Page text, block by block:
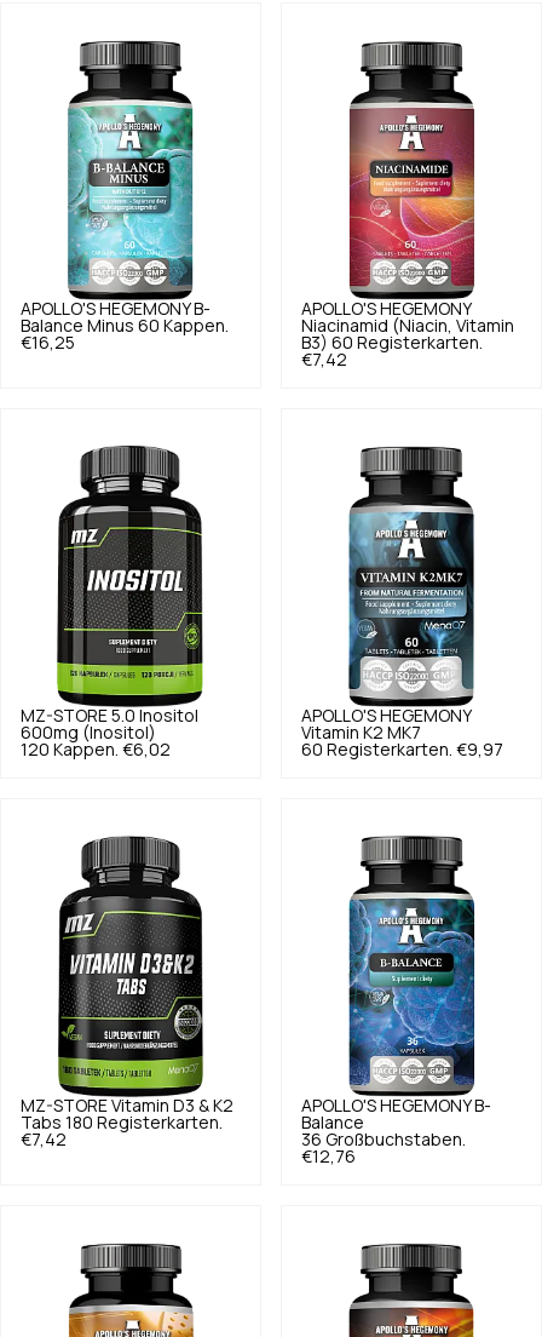
APOLLO'S HEGEMONY B-
Balance Minus 60 Kappen.
€16,25
APOLLO'S HEGEMONY
Niacinamid (Niacin, Vitamin
B3) 60 Registerkarten.
€7,42
MZ-STORE 5.0 Inositol
600mg (Inositol)
120 Kappen. €6,02
APOLLO'S HEGEMONY
Vitamin K2 MK7
60 Registerkarten. €9,97
MZ-STORE Vitamin D3 & K2
Tabs 180 Registerkarten.
€7,42
APOLLO'S HEGEMONY B-
Balance
36 Großbuchstaben.
€12,76